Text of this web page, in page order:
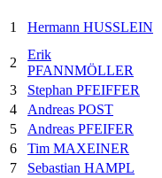
1 Hermann HUSSLEIN
2
Erik
PFANNMÖLLER
3
Stephan PFEIFFER
4
Andreas POST
5
Andreas PFEIFER
6
Tim MAXEINER
7
Sebastian HAMPL